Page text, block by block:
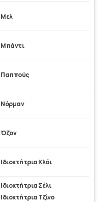
Μελ
Μπάντι
Παππούς
Νόρμαν
Όζον
Ιδιοκτήτρια Κλόι
Ιδιοκτήτρια Σέλι
Ιδιοκτήτρια Τζίνο